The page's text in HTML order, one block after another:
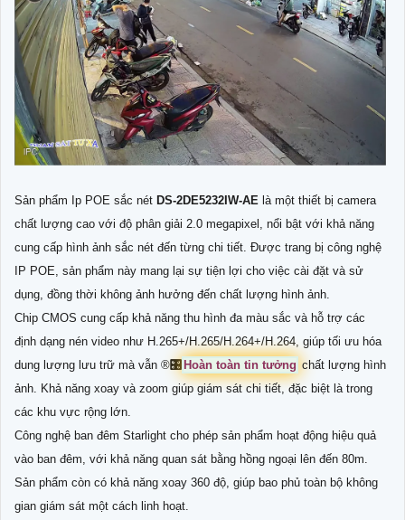
Sản phẩm Ip POE sắc nét DS-2DE5232IW-AE là một thiết bị camera
chất lượng cao với độ phân giải 2.0 megapixel, nổi bật với khả năng
cung cấp hình ảnh sắc nét đến từng chi tiết. Được trang bị công nghệ
IP POE, sản phẩm này mang lại sự tiện lợi cho việc cài đặt và sử
dụng, đồng thời không ảnh hưởng đến chất lượng hình ảnh.
Chip CMOS cung cấp khả năng thu hình đa màu sắc và hỗ trợ các
định dạng nén video như H.265+/H.265/H.264+/H.264, giúp tối ưu hóa
dung lượng lưu trữ mà vẫn ®️🎛Hoàn toàn tin tưởng chất lượng hình
ảnh. Khả năng xoay và zoom giúp giám sát chi tiết, đặc biệt là trong
các khu vực rộng lớn.
Công nghệ ban đêm Starlight cho phép sản phẩm hoạt động hiệu quả
vào ban đêm, với khả năng quan sát bằng hồng ngoại lên đến 80m.
Sản phẩm còn có khả năng xoay 360 độ, giúp bao phủ toàn bộ không
gian giám sát một cách linh hoạt.